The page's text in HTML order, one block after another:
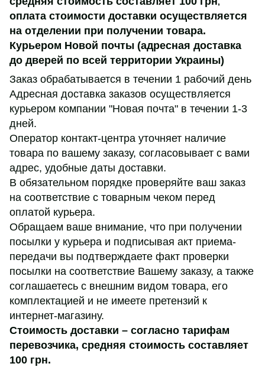
оплата стоимости доставки осуществляется
на отделении при получении товара.
Курьером Новой почты (адресная доставка
до дверей по всей территории Украины)
Заказ обрабатывается в течении 1 рабочий день
Адресная доставка заказов осуществляется
курьером компании "Новая почта" в течении 1-3
дней.
Оператор контакт-центра уточняет наличие
товара по вашему заказу, согласовывает с вами
адрес, удобные даты доставки.
В обязательном порядке проверяйте ваш заказ
на соответствие с товарным чеком перед
оплатой курьера.
Обращаем ваше внимание, что при получении
посылки у курьера и подписывая акт приема-
передачи вы подтверждаете факт проверки
посылки на соответствие Вашему заказу, а также
соглашаетесь с внешним видом товара, его
комплектацией и не имеете претензий к
интернет-магазину.
Стоимость доставки – согласно тарифам
перевозчика, средняя стоимость составляет
100 грн.